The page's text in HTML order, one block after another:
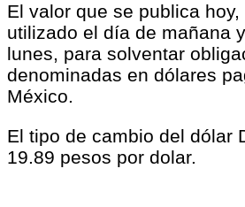
El valor que se publica
utilizado el día de mañana
lunes, para solventar
denominadas en dólares
México.
El tipo de cambio del dólar
19.89 pesos por dolar.